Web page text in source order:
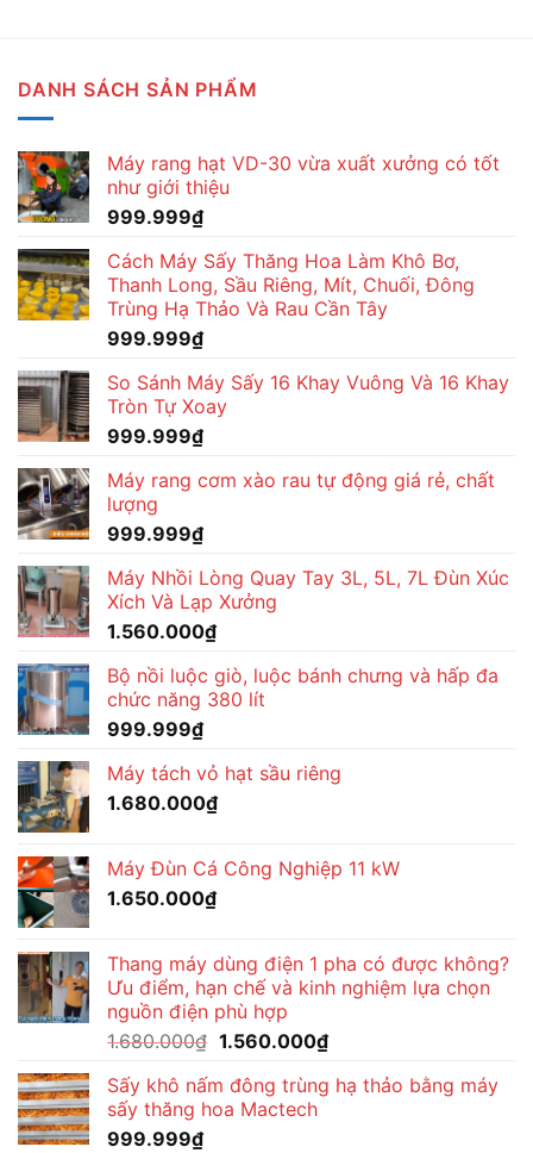
DANH SÁCH SẢN PHẨM
Máy rang hạt VD-30 vừa xuất xưởng có tốt
như giới thiệu
999.999₫
Cách Máy Sấy Thăng Hoa Làm Khô Bơ,
Thanh Long, Sầu Riêng, Mít, Chuối, Đông
Trùng Hạ Thảo Và Rau Cần Tây
999.999₫
So Sánh Máy Sấy 16 Khay Vuông Và 16 Khay
Tròn Tự Xoay
999.999₫
Máy rang cơm xào rau tự động giá rẻ, chất
lượng
999.999₫
Máy Nhồi Lòng Quay Tay 3L, 5L, 7L Đùn Xúc
Xích Và Lạp Xưởng
1.560.000₫
Bộ nồi luộc giò, luộc bánh chưng và hấp đa
chức năng 380 lít
999.999₫
Máy tách vỏ hạt sầu riêng
1.680.000₫
Máy Đùn Cá Công Nghiệp 11 kW
1.650.000₫
Thang máy dùng điện 1 pha có được không?
Ưu điểm, hạn chế và kinh nghiệm lựa chọn
nguồn điện phù hợp
1.680.000₫ Giá
là:
1.680.000₫.
1.560.000₫Giá
tại
Sấy khô nấm đông trùng hạ thảo bằng máy
sấy thăng hoa Mactech
999.999₫